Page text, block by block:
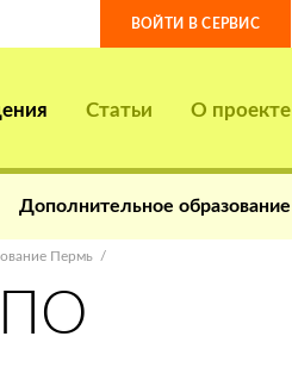
ВОЙТИ В СЕРВИС
Статьи О проекте
Дополнительное образование
Пермь